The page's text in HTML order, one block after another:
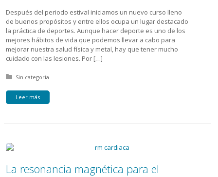
Después del periodo estival iniciamos un nuevo curso lleno
de buenos propósitos y entre ellos ocupa un lugar destacado
la práctica de deportes. Aunque hacer deporte es uno de los
mejores hábitos de vida que podemos llevar a cabo para
mejorar nuestra salud física y metal, hay que tener mucho
cuidado con las lesiones. Por […]
Posted in:
Sin categoría
Leer más
La resonancia magnética para el